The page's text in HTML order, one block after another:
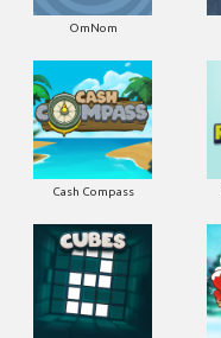
OmNom
Cash Compass